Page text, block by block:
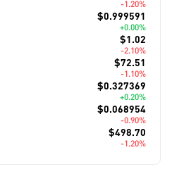
-1.20%
$0.999591
+0.00%
$1.02
-2.10%
$72.51
-1.10%
$0.327369
+0.20%
$0.068954
-0.90%
$498.70
-1.20%